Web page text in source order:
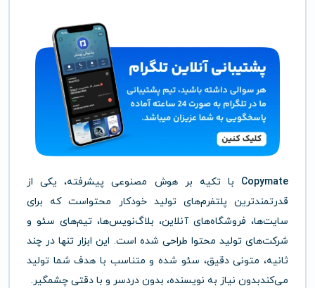
Copymate با تکیه بر هوش مصنوعی پیشرفته، یکی از
قدرتمندترین پلتفرم‌های تولید خودکار محتواست که برای
سایت‌ها، فروشگاه‌های آنلاین، بلاگ‌نویس‌ها، تیم‌های سئو و
شرکت‌های تولید محتوا طراحی شده است. این ابزار تنها در چند
ثانیه، متونی دقیق، سئو شده و متناسب با هدف شما تولید
می‌کندبدون نیاز به نویسنده، بدون دردسر و با دقتی چشمگیر.